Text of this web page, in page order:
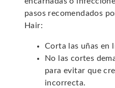
pasos recomendados
Hair:
Corta las uñas en
No las cortes
para evitar que
incorrecta.